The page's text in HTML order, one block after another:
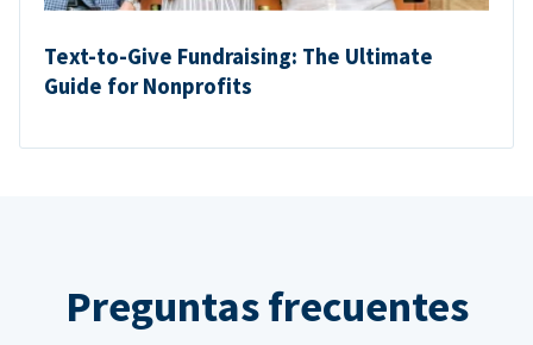
Text-to-Give Fundraising: The Ultimate
Guide for Nonprofits
Preguntas frecuentes